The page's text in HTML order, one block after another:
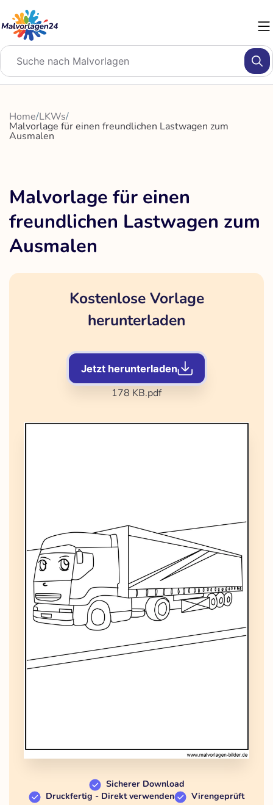
Inhalt
springen
Home/LKWs/
Malvorlage für einen freundlichen Lastwagen zum
Ausmalen
Malvorlage für einen
freundlichen Lastwagen zum
Ausmalen
Kostenlose Vorlage
herunterladen
Jetzt herunterladen
178 KB.pdf
Sicherer Download
Druckfertig - Direkt verwenden
Virengeprüft